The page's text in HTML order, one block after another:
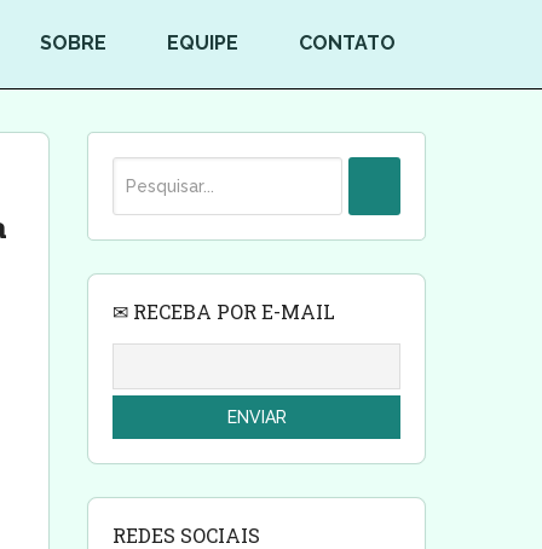
SOBRE EQUIPE CONTATO
✉ RECEBA POR E-MAIL
REDES SOCIAIS